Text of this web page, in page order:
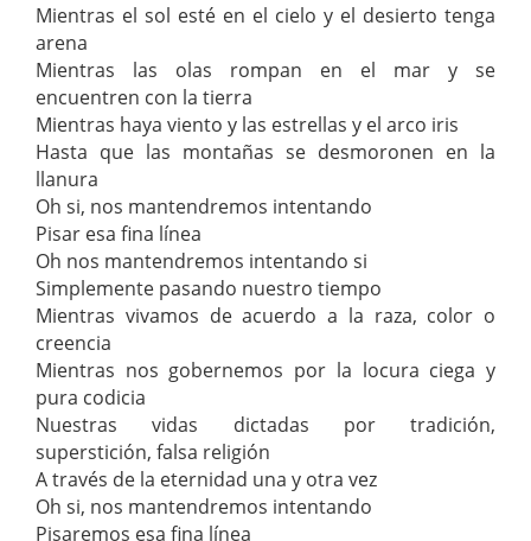
Mientras el sol esté en el cielo y el desierto tenga
arena
Mientras las olas rompan en el mar y se
encuentren con la tierra
Mientras haya viento y las estrellas y el arco iris
Hasta que las montañas se desmoronen en la
llanura
Oh si, nos mantendremos intentando
Pisar esa fina línea
Oh nos mantendremos intentando si
Simplemente pasando nuestro tiempo
Mientras vivamos de acuerdo a la raza, color o
creencia
Mientras nos gobernemos por la locura ciega y
pura codicia
Nuestras vidas dictadas por tradición,
superstición, falsa religión
A través de la eternidad una y otra vez
Oh si, nos mantendremos intentando
Pisaremos esa fina línea